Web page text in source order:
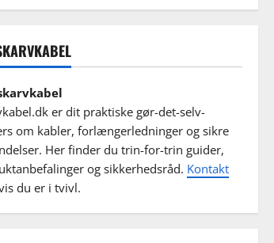
er dit praktiske gør-det-selv-
om kabler, forlængerledninger og sikre
Her finder du trin-for-trin guider,
og sikkerhedsråd. Kontakt
du er i tvivl.